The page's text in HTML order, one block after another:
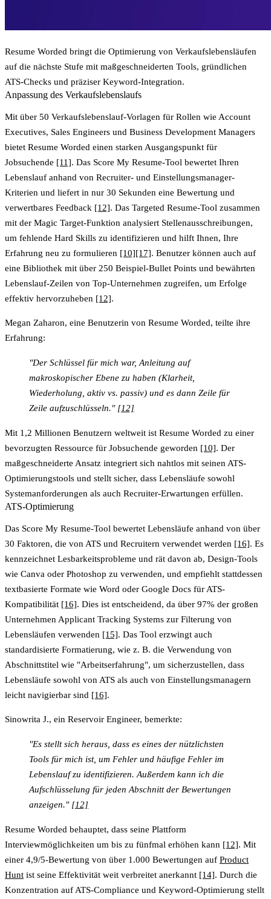
Resume Worded bringt die Optimierung von Verkaufslebensläufen
auf die nächste Stufe mit maßgeschneiderten Tools, gründlichen
ATS-Checks und präziser Keyword-Integration.
Anpassung des Verkaufslebenslaufs
Mit über 50 Verkaufslebenslauf-Vorlagen für Rollen wie Account
Executives, Sales Engineers und Business Development Managers
bietet Resume Worded einen starken Ausgangspunkt für
Jobsuchende [11]. Das Score My Resume-Tool bewertet Ihren
Lebenslauf anhand von Recruiter- und Einstellungsmanager-
Kriterien und liefert in nur 30 Sekunden eine Bewertung und
verwertbares Feedback [12]. Das Targeted Resume-Tool zusammen
mit der Magic Target-Funktion analysiert Stellenausschreibungen,
um fehlende Hard Skills zu identifizieren und hilft Ihnen, Ihre
Erfahrung neu zu formulieren [10][17]. Benutzer können auch auf
eine Bibliothek mit über 250 Beispiel-Bullet Points und bewährten
Lebenslauf-Zeilen von Top-Unternehmen zugreifen, um Erfolge
effektiv hervorzuheben [12].
Megan Zaharon, eine Benutzerin von Resume Worded, teilte ihre
Erfahrung:
"Der Schlüssel für mich war, Anleitung auf
makroskopischer Ebene zu haben (Klarheit,
Wiederholung, aktiv vs. passiv) und es dann Zeile für
Zeile aufzuschlüsseln." [12]
Mit 1,2 Millionen Benutzern weltweit ist Resume Worded zu einer
bevorzugten Ressource für Jobsuchende geworden [10]. Der
maßgeschneiderte Ansatz integriert sich nahtlos mit seinen ATS-
Optimierungstools und stellt sicher, dass Lebensläufe sowohl
Systemanforderungen als auch Recruiter-Erwartungen erfüllen.
ATS-Optimierung
Das Score My Resume-Tool bewertet Lebensläufe anhand von über
30 Faktoren, die von ATS und Recruitern verwendet werden [16]. Es
kennzeichnet Lesbarkeitsprobleme und rät davon ab, Design-Tools
wie Canva oder Photoshop zu verwenden, und empfiehlt stattdessen
textbasierte Formate wie Word oder Google Docs für ATS-
Kompatibilität [16]. Dies ist entscheidend, da über 97% der großen
Unternehmen Applicant Tracking Systems zur Filterung von
Lebensläufen verwenden [15]. Das Tool erzwingt auch
standardisierte Formatierung, wie z. B. die Verwendung von
Abschnittstitel wie "Arbeitserfahrung", um sicherzustellen, dass
Lebensläufe sowohl von ATS als auch von Einstellungsmanagern
leicht navigierbar sind [16].
Sinowrita J., ein Reservoir Engineer, bemerkte:
"Es stellt sich heraus, dass es eines der nützlichsten
Tools für mich ist, um Fehler und häufige Fehler im
Lebenslauf zu identifizieren. Außerdem kann ich die
Aufschlüsselung für jeden Abschnitt der Bewertungen
anzeigen." [12]
Resume Worded behauptet, dass seine Plattform
Interviewmöglichkeiten um bis zu fünfmal erhöhen kann [12]. Mit
einer 4,9/5-Bewertung von über 1.000 Bewertungen auf Product
Hunt ist seine Effektivität weit verbreitet anerkannt [14]. Durch die
Konzentration auf ATS-Compliance und Keyword-Optimierung stellt